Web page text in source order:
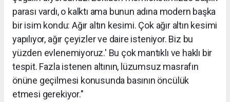
parası vardı, o kalktı ama bunun adına modern başka
bir isim kondu: Ağır altın kesimi. Çok ağır altın kesimi
yapılıyor, ağır çeyizler ve daire isteniyor. Biz bu
yüzden evlenemiyoruz.' Bu çok mantıklı ve haklı bir
tespit. Fazla istenen altının, lüzumsuz masrafın
önüne geçilmesi konusunda basının öncülük
etmesi gerekiyor."